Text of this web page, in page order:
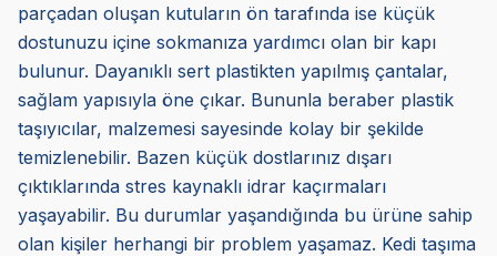
parçadan oluşan kutuların ön tarafında ise küçük
dostunuzu içine sokmanıza yardımcı olan bir kapı
bulunur. Dayanıklı sert plastikten yapılmış çantalar,
sağlam yapısıyla öne çıkar. Bununla beraber plastik
taşıyıcılar, malzemesi sayesinde kolay bir şekilde
temizlenebilir. Bazen küçük dostlarınız dışarı
çıktıklarında stres kaynaklı idrar kaçırmaları
yaşayabilir. Bu durumlar yaşandığında bu ürüne sahip
olan kişiler herhangi bir problem yaşamaz. Kedi taşıma